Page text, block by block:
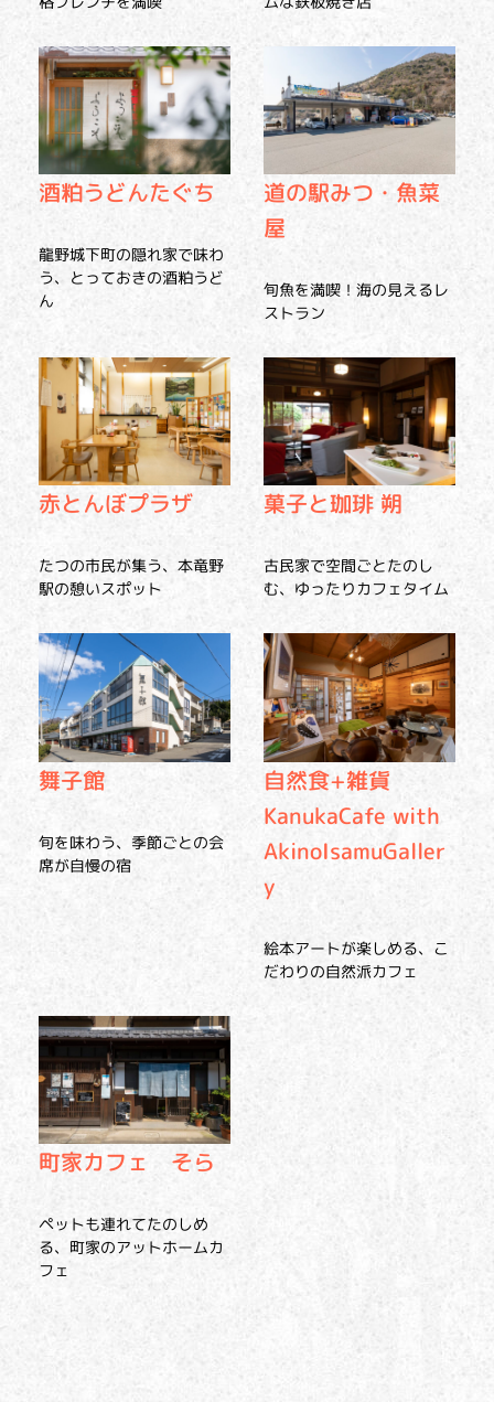
酒粕うどんたぐち
龍野城下町の隠れ家で味わ
う、とっておきの酒粕うど
ん
道の駅みつ・魚菜
屋
旬魚を満喫！海の見えるレ
ストラン
赤とんぼプラザ
たつの市民が集う、本竜野
駅の憩いスポット
菓子と珈琲 朔
古民家で空間ごとたのし
む、ゆったりカフェタイム
舞子館
旬を味わう、季節ごとの会
席が自慢の宿
自然食+雑貨
KanukaCafe with
AkinoIsamuGaller
y
絵本アートが楽しめる、こ
だわりの自然派カフェ
町家カフェ そら
ペットも連れてたのしめ
る、町家のアットホームカ
フェ